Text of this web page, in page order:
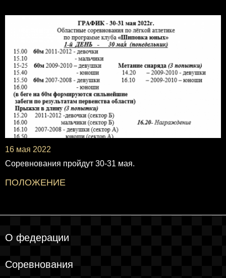
16 мая 2022
Соревнования пройдут 30-31 мая.
ПОЛОЖЕНИЕ
О федерации
Соревнования